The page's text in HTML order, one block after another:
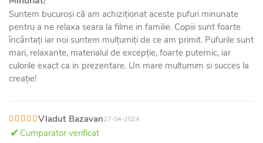
Suntem bucuroși că am achiziționat aceste pufuri minunate
pentru a ne relaxa seara la filme in familie. Copiii sunt foarte
încântați iar noi suntem mulțumiți de ce am primit. Pufurile sunt
mari, relaxante, materialul de excepție, foarte puternic, iar
culorile exact ca in prezentare. Un mare multumim si succes la
creație!
Vladut Bazavan27-04-2024
Cumparator verificat